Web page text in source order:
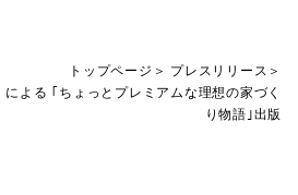
トップページ
プレスリリース
よる ｢ちょっとプレミアムな理想の家づく
り物語｣出版